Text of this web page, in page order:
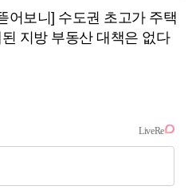
어보니] 수도권 초고가 주택
지방 부동산 대책은 없다